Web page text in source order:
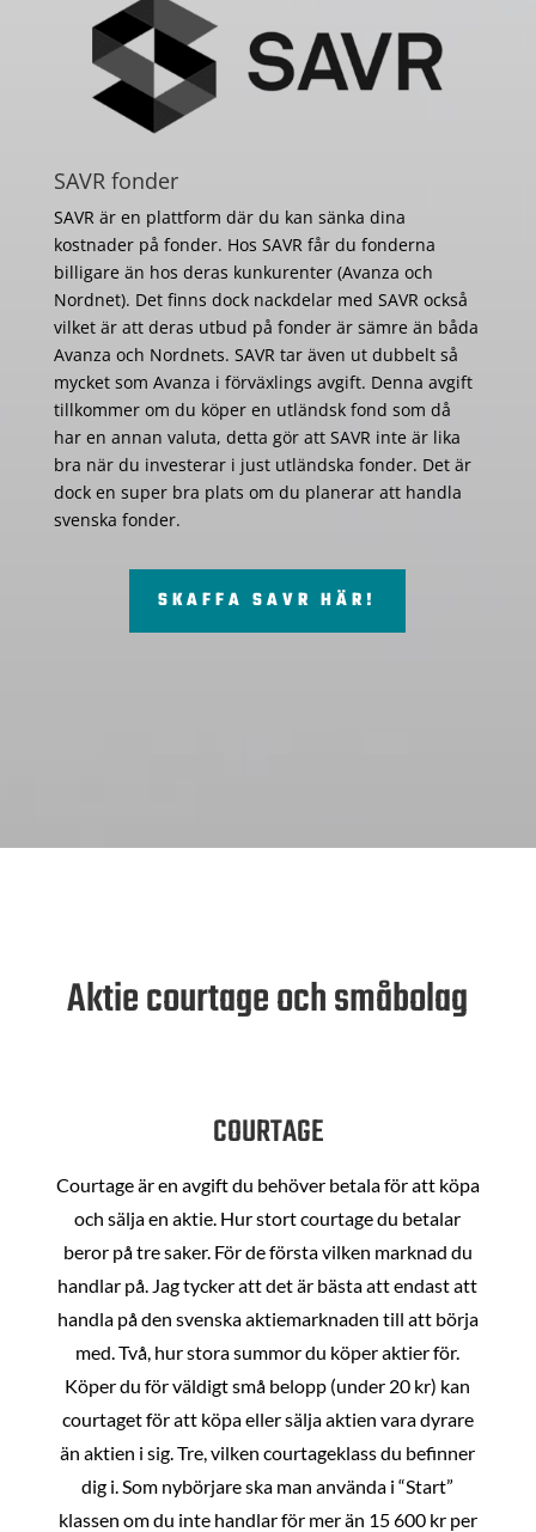
SAVR fonder
SAVR är en plattform där du kan sänka dina
kostnader på fonder. Hos SAVR får du fonderna
billigare än hos deras kunkurenter (Avanza och
Nordnet). Det finns dock nackdelar med SAVR också
vilket är att deras utbud på fonder är sämre än båda
Avanza och Nordnets. SAVR tar även ut dubbelt så
mycket som Avanza i förväxlings avgift. Denna avgift
tillkommer om du köper en utländsk fond som då
har en annan valuta, detta gör att SAVR inte är lika
bra när du investerar i just utländska fonder. Det är
dock en super bra plats om du planerar att handla
svenska fonder.
SKAFFA SAVR HÄR!
Aktie courtage och småbolag
COURTAGE
Courtage är en avgift du behöver betala för att köpa
och sälja en aktie. Hur stort courtage du betalar
beror på tre saker. För de första vilken marknad du
handlar på. Jag tycker att det är bästa att endast att
handla på den svenska aktiemarknaden till att börja
med. Två, hur stora summor du köper aktier för.
Köper du för väldigt små belopp (under 20 kr) kan
courtaget för att köpa eller sälja aktien vara dyrare
än aktien i sig. Tre, vilken courtageklass du befinner
dig i. Som nybörjare ska man använda i “Start”
klassen om du inte handlar för mer än 15 600 kr per